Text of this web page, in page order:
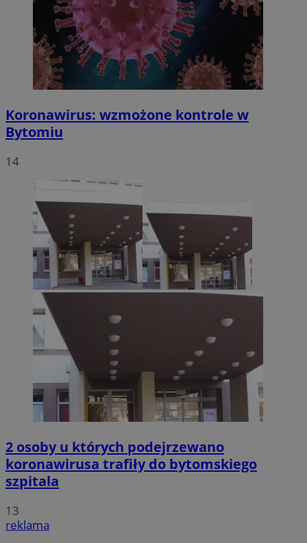
Koronawirus: wzmożone kontrole w
Bytomiu
14
2 osoby u których podejrzewano
koronawirusa trafiły do bytomskiego
szpitala
13
reklama